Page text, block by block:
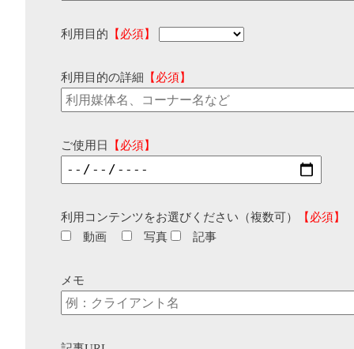
利用目的 【必須】
利用目的の詳細 【必須】
ご使用日 【必須】
利用コンテンツをお選びください（複数可）
【必須】
動画
写真 記事
メモ